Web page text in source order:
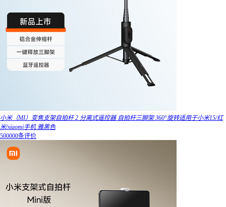
小米（MI）变焦支架自拍杆 2 分离式遥控器 自拍杆三脚架 360°旋转适用于小米15/红
米/xiaomi手机 雅黑色
500000条评价